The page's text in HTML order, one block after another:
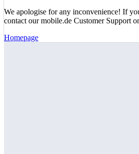
We apologise for any inconvenience! If
contact our mobile.de Customer Support
Homepage